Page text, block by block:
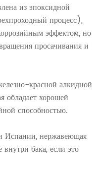
​​из эпоксидной
процесс),
эффектом, но
просачивания и
красной алкидной
обладает хорошей
способностью.
Испании, нержавеющая
бака, если это